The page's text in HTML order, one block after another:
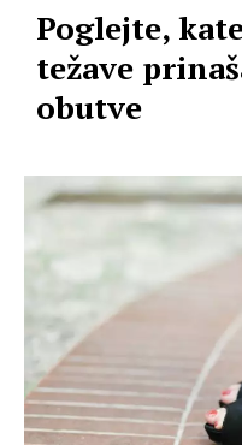
Poglejte,
težave
obutve